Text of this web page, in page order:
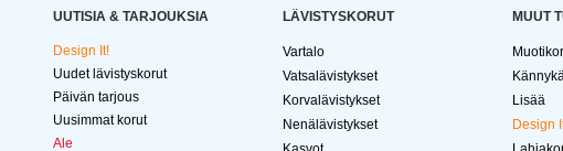
UUTISIA & TARJOUKSIA
Design It!
Uudet lävistyskorut
Päivän tarjous
Uusimmat korut
Ale
LÄVISTYSKORUT
Vartalo
Vatsalävistykset
Korvalävistykset
Nenälävistykset
MUUT
Lisää
Design